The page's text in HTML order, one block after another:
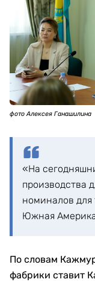
фото Алексея Ганашилина
«На
производства
номиналов для
Южная
По словам
фабрики ставит